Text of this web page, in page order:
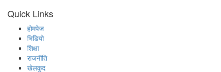
Quick Links
होमपेज
भिडियो
शिक्षा
राजनीति
खेलकुद